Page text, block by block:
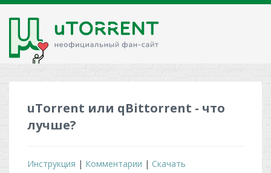
uTorrent или qBittorrent - что
лучше?
Инструкция | Комментарии | Скачать